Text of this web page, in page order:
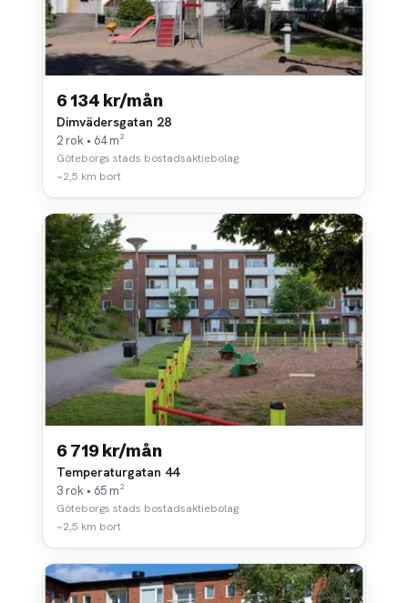
6 134 kr/mån
Dimvädersgatan 28
2 rok • 64 m²
Göteborgs stads bostadsaktiebolag
~2,5 km bort
6 719 kr/mån
Temperaturgatan 44
3 rok • 65 m²
Göteborgs stads bostadsaktiebolag
~2,5 km bort